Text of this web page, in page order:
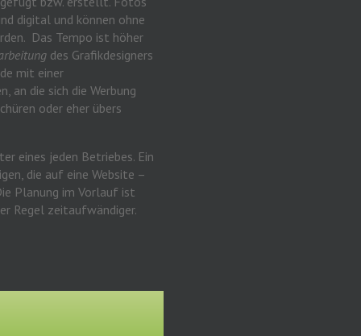
digital und können ohne
Das Tempo ist höher
des Grafikdesigners
mit einer
an die sich die Werbung
oder eher übers
eines jeden Betriebes. Ein
die auf eine Website –
Planung im Vorlauf ist
Regel zeitaufwändiger.